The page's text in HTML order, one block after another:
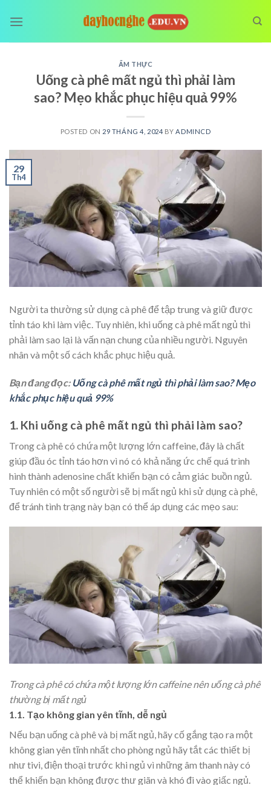
ẨM THỰC
Uống cà phê mất ngủ thì phải làm
sao? Mẹo khắc phục hiệu quả 99%
POSTED ON 29 THÁNG 4, 2024 BY ADMINCD
29
Th4
Người ta thường sử dụng cà phê để tập trung và giữ được
tỉnh táo khi làm việc. Tuy nhiên, khi uống cà phê mất ngủ thì
phải làm sao lại là vấn nạn chung của nhiều người. Nguyên
nhân và một số cách khắc phục hiệu quả.
Bạn đang đọc: Uống cà phê mất ngủ thì phải làm sao? Mẹo
khắc phục hiệu quả 99%
1. Khi uống cà phê mất ngủ thì phải làm sao?
Trong cà phê có chứa một lượng lớn caffeine, đây là chất
giúp đầu óc tỉnh táo hơn vì nó có khả năng ức chế quá trình
hình thành adenosine chất khiến bạn có cảm giác buồn ngủ.
Tuy nhiên có một số người sẽ bị mất ngủ khi sử dụng cà phê,
để tránh tình trạng này bạn có thể áp dụng các mẹo sau:
Trong cà phê có chứa một lượng lớn caffeine nên uống cà phê
thường bị mất ngủ
1.1. Tạo không gian yên tĩnh, dễ ngủ
Nếu bạn uống cà phê và bị mất ngủ, hãy cố gắng tạo ra một
không gian yên tĩnh nhất cho phòng ngủ hãy tắt các thiết bị
như tivi, điện thoại trước khi ngủ vì những âm thanh này có
thể khiến bạn không được thư giãn và khó đi vào giấc ngủ.